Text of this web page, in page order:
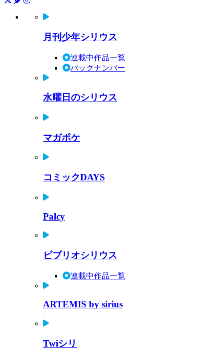
月刊少年シリウス
連載中作品一覧
バックナンバー
水曜日のシリウス
マガポケ
コミックDAYS
Palcy
ビブリオシリウス
連載中作品一覧
ARTEMIS by sirius
Twiシリ